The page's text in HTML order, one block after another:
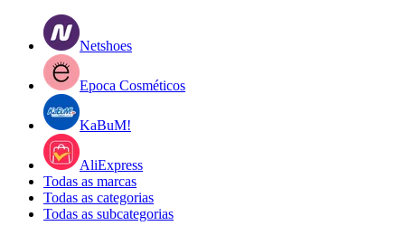
Netshoes
Epoca Cosméticos
KaBuM!
AliExpress
Todas as marcas
Todas as categorias
Todas as subcategorias